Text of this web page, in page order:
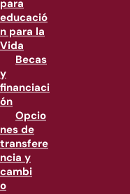
para
educació
n para la
Vida
Becas
y
financiaci
ón
Opcio
nes de
transfere
ncia y
cambi
o